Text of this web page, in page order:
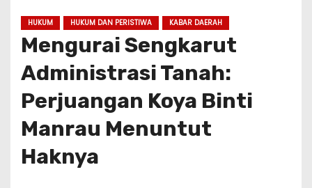
HUKUM HUKUM DAN PERISTIWA KABAR DAERAH
Mengurai Sengkarut
Administrasi Tanah:
Perjuangan Koya Binti
Manrau Menuntut
Haknya